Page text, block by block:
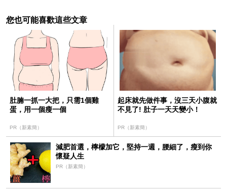
您也可能喜歡這些文章
肚腩一抓一大把，只需1個雞
蛋，用一個瘦一個
PR（新素簡）
起床就先做件事，沒三天小腹就
不見了! 肚子一天天變小！
PR（新素簡）
減肥首選，檸檬加它，堅持一週，腰細了，瘦到你
懷疑人生
PR（新素簡）